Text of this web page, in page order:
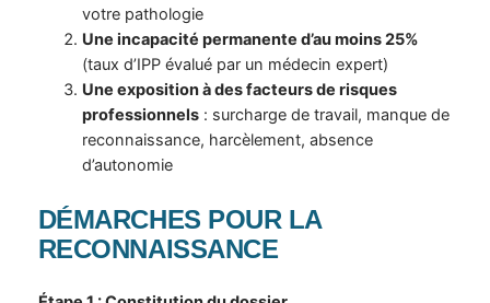
votre pathologie
Une incapacité permanente d’au moins 25%
(taux d’IPP évalué par un médecin expert)
Une exposition à des facteurs de risques
professionnels: surcharge de travail, manque de
reconnaissance, harcèlement, absence
d’autonomie
DÉMARCHES POUR LA
RECONNAISSANCE